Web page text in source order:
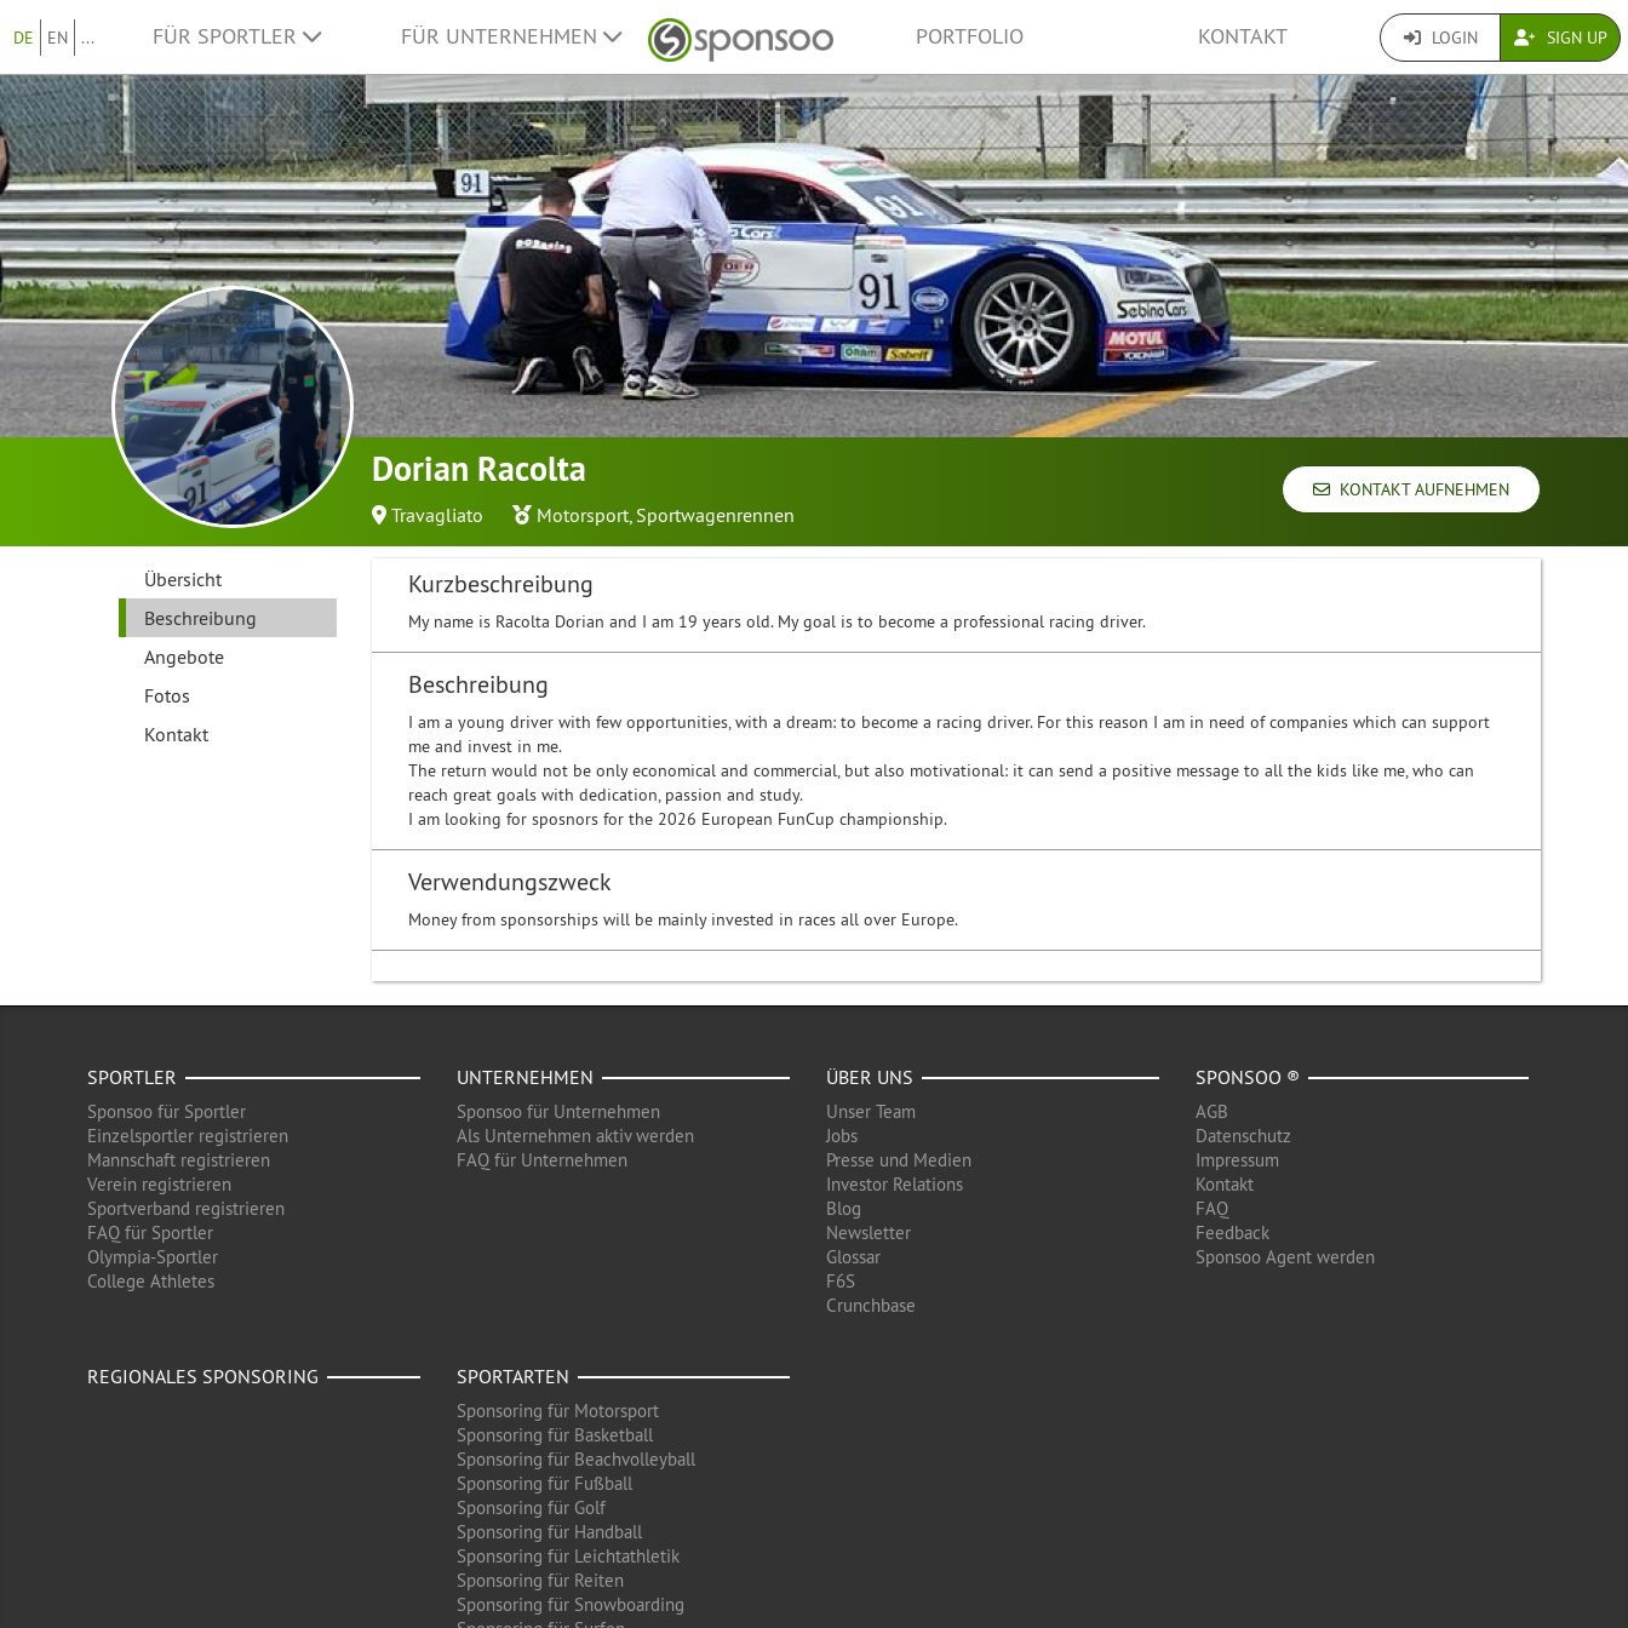
DE EN ... FÜR SPORTLER FÜR UNTERNEHMEN PORTFOLIO KONTAKT LOGIN SIGN UP
Dorian Racolta
Travagliato Motorsport, Sportwagenrennen
KONTAKT AUFNEHMEN
Übersicht
Beschreibung
Angebote
Fotos
Kontakt
Kurzbeschreibung
My name is Racolta Dorian and I am 19 years old. My goal is to become a professional racing driver.
Beschreibung
I am a young driver with few opportunities, with a dream: to become a racing driver. For this reason I am in need of companies which can support
me and invest in me.
The return would not be only economical and commercial, but also motivational: it can send a positive message to all the kids like me, who can
reach great goals with dedication, passion and study.
I am looking for sposnors for the 2026 European FunCup championship.
Verwendungszweck
Money from sponsorships will be mainly invested in races all over Europe.
SPORTLER
Sponsoo für Sportler
Einzelsportler registrieren
Mannschaft registrieren
Verein registrieren
Sportverband registrieren
FAQ für Sportler
Olympia-Sportler
College Athletes
UNTERNEHMEN
Sponsoo für Unternehmen
Als Unternehmen aktiv werden
FAQ für Unternehmen
ÜBER UNS
Unser Team
Jobs
Presse und Medien
Investor Relations
Blog
Newsletter
Glossar
F6S
Crunchbase
SPONSOO ®
AGB
Datenschutz
Impressum
Kontakt
FAQ
Feedback
Sponsoo Agent werden
REGIONALES SPONSORING SPORTARTEN
Sponsoring für Motorsport
Sponsoring für Basketball
Sponsoring für Beachvolleyball
Sponsoring für Fußball
Sponsoring für Golf
Sponsoring für Handball
Sponsoring für Leichtathletik
Sponsoring für Reiten
Sponsoring für Snowboarding